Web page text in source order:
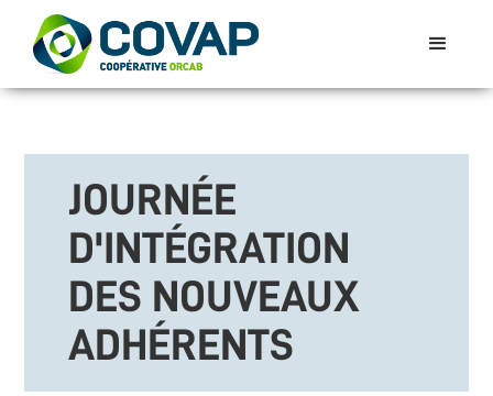
JOURNÉE
D'INTÉGRATION
DES NOUVEAUX
ADHÉRENTS